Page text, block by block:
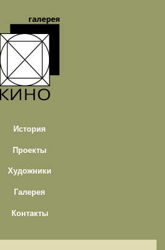
История
Проекты
Художники
Галерея
Контакты